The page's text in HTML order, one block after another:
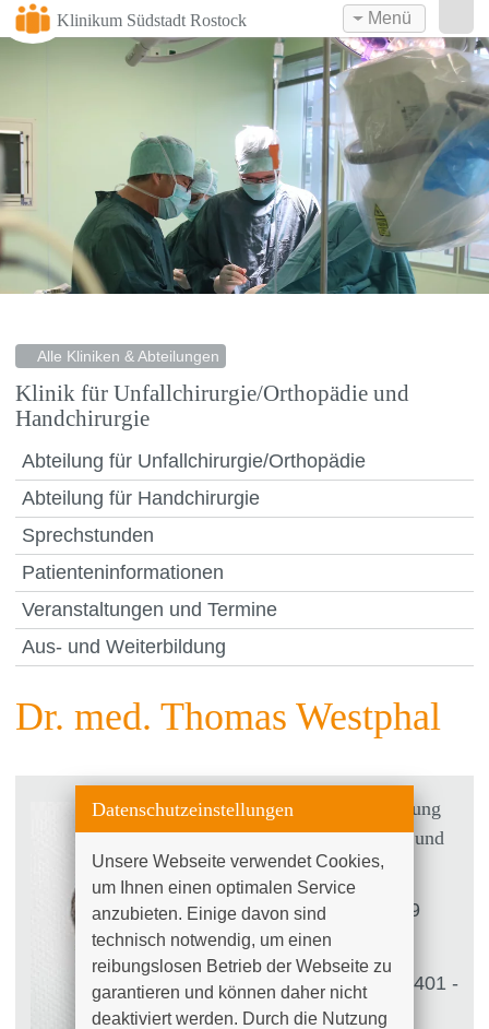
Klinikum Südstadt Rostock Menü
Alle Kliniken & Abteilungen
Klinik für Unfallchirurgie/Orthopädie und
Handchirurgie
Abteilung für Unfallchirurgie/Orthopädie
Abteilung für Handchirurgie
Sprechstunden
Patienteninformationen
Veranstaltungen und Termine
Aus- und Weiterbildung
Dr. med. Thomas Westphal
Chefarzt der Abteilung
für Unfallchirurgie und
Orthopädie
Südring 81, 18059
Rostock
Tel.: +49 (0)381 4401 -
4101
Datenschutzeinstellungen
Unsere Webseite verwendet Cookies,
um Ihnen einen optimalen Service
anzubieten. Einige davon sind
technisch notwendig, um einen
reibungslosen Betrieb der Webseite zu
garantieren und können daher nicht
deaktiviert werden. Durch die Nutzung